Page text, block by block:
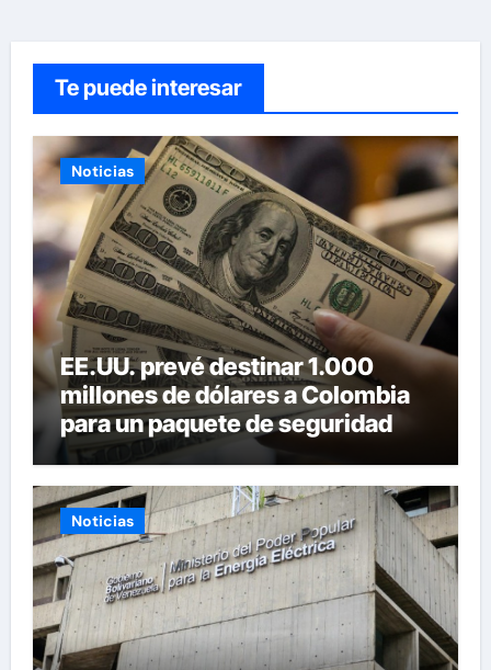
Te puede interesar
Noticias
EE.UU. prevé destinar 1.000
millones de dólares a Colombia
para un paquete de seguridad
Noticias